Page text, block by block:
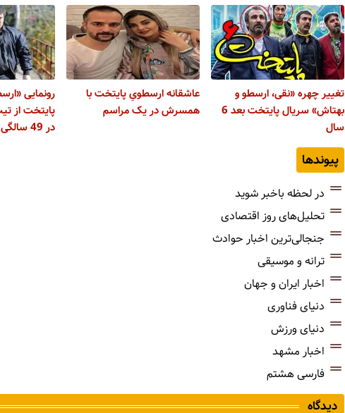
تغییر چهره «نقی، ارسطو و
بهتاش» سریال پایتخت بعد 6
سال
عاشقانه ارسطویِ پایتخت با
همسرش در یک مراسم
رونمایی
پایتخت از
در 49 سالگی
پیوندها
در لحظه باخبر شوید
تحلیل‌های روز اقتصادی
جنجالی‌ترین اخبار حوادث
ترانه و موسیقی
اخبار ایران و جهان
دنیای فناوری
دنیای ورزش
اخبار مشهد
فارسی هشتم
دیدگاه